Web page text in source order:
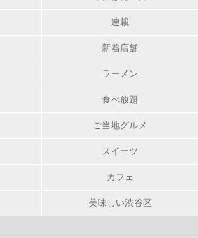
連載
新着店舗
ラーメン
食べ放題
ご当地グルメ
スイーツ
カフェ
美味しい渋谷区